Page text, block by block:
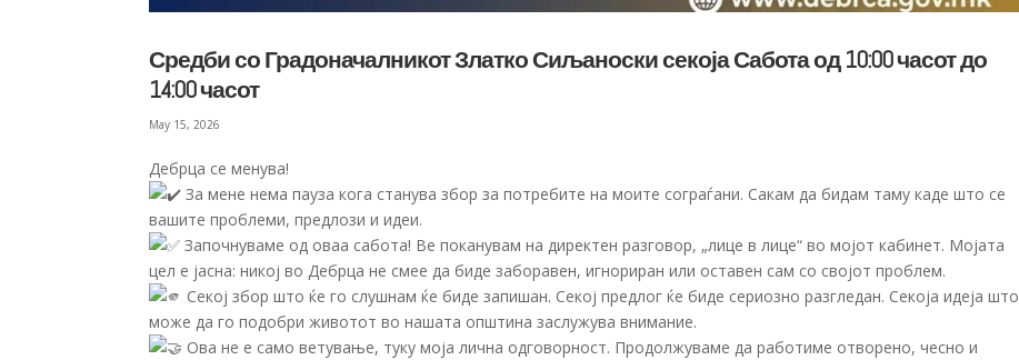
Средби со Градоначалникот Златко Сиљаноски секоја Сабота од 10:00 часот до
14:00 часот
May 15, 2026
Дебрца се менува!
За мене нема пауза кога станува збор за потребите на моите сограѓани. Сакам да бидам таму каде што се
вашите проблеми, предлози и идеи.
Започнуваме од оваа сабота! Ве поканувам на директен разговор, „лице в лице“ во мојот кабинет. Мојата
цел е јасна: никој во Дебрца не смее да биде заборавен, игнориран или оставен сам со својот проблем.
Секој збор што ќе го слушнам ќе биде запишан. Секој предлог ќе биде сериозно разгледан. Секоја идеја што
може да го подобри животот во нашата општина заслужува внимание.
Ова не е само ветување, туку моја лична одговорност. Продолжуваме да работиме отворено, чесно и